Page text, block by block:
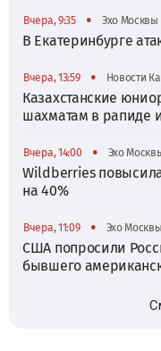
Вчера, 9:35 • Эхо Москвы
В Екатеринбурге
Вчера, 13:59 • Новости
Казахстанские
шахматам в рапиде
Вчера, 14:00 • Эхо
Wildberries
на 40%
Вчера, 11:09 • Эхо Москвы
США попросили
бывшего